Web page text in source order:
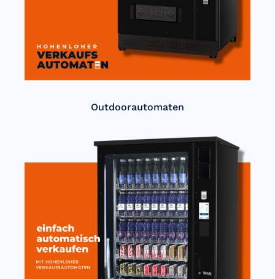
Outdoorautomaten